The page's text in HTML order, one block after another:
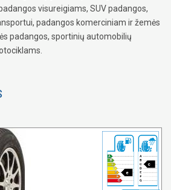
visureigiams, SUV padangos,
padangos komerciniam ir žemės
padangos, sportinių automobilių
e
c